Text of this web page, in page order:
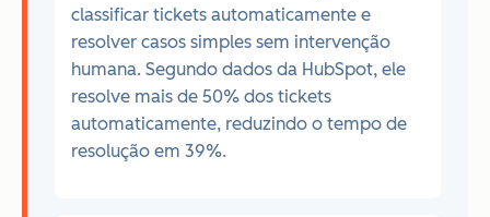
classificar tickets automaticamente e
resolver casos simples sem intervenção
humana. Segundo dados da HubSpot, ele
resolve mais de 50% dos tickets
automaticamente, reduzindo o tempo de
resolução em 39%.